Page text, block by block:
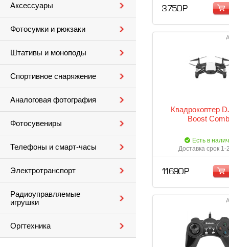
Аксессуары
Фотосумки и рюкзаки
Штативы и моноподы
Спортивное снаряжение
Аналоговая фотография
Фотосувениры
Телефоны и смарт-часы
Электротранспорт
Радиоуправляемые
игрушки
Оргтехника
3 750 Р
Квадрокоптер
Boost
Есть в
Доставка срок 1-
11 690 Р